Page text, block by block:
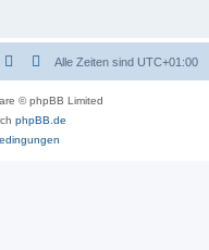
Alle Zeiten sind UTC+01:00
© phpBB Limited
phpBB.de